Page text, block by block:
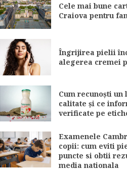
Cele mai bune
Craiova pentru
Îngrijirea pielii
alegerea cremei
Cum recunoști un
calitate și ce
verificate pe
Examenele
copii: cum eviti
puncte si obtii
media nationala